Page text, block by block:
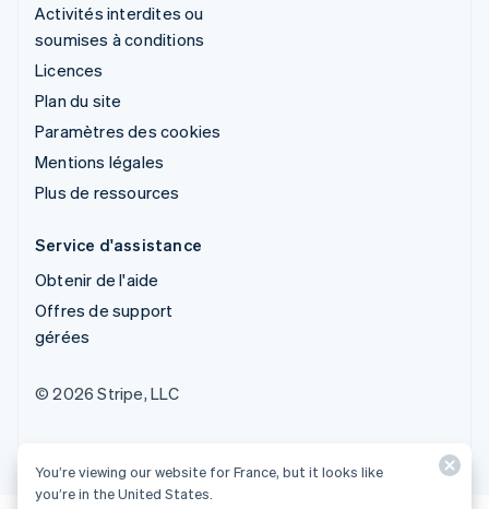
Activités interdites ou
soumises à conditions
Licences
Plan du site
Paramètres des cookies
Mentions légales
Plus de ressources
Service d'assistance
Obtenir de l'aide
Offres de support
gérées
© 2026 Stripe, LLC
You’re viewing our website for France, but it looks like
you’re in the United States.